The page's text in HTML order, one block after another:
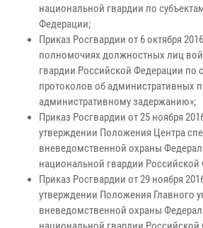
национальной гвардии по
Федерации;
Приказ Росгвардии от 6 октября
полномочиях должностных лиц
гвардии Российской Федерации по
протоколов об административных
административному задержанию»;
Приказ Росгвардии от 25 ноября
утверждении Положения Центра
вневедомственной охраны
национальной гвардии Российской
Приказ Росгвардии от 29 ноября
утверждении Положения Главного
вневедомственной охраны